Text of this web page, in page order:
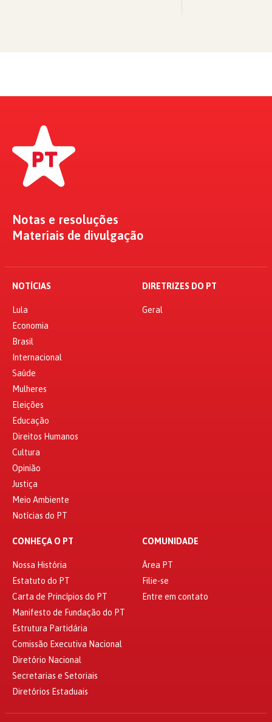
Notas e resoluções
Materiais de divulgação
NOTÍCIAS
Lula
Economia
Brasil
Internacional
Saúde
Mulheres
Eleições
Educação
Direitos Humanos
Cultura
Opinião
Justiça
Meio Ambiente
Notícias do PT
DIRETRIZES DO PT
Geral
CONHEÇA O PT
Nossa História
Estatuto do PT
Carta de Princípios do PT
Manifesto de Fundação do PT
Estrutura Partidária
Comissão Executiva Nacional
Diretório Nacional
Secretarias e Setoriais
Diretórios Estaduais
COMUNIDADE
Área PT
Filie-se
Entre em contato